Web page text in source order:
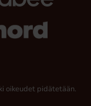
oikeudet pidätetään.